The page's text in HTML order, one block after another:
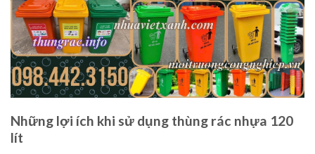
Những lợi ích khi sử dụng thùng rác nhựa 120
lít